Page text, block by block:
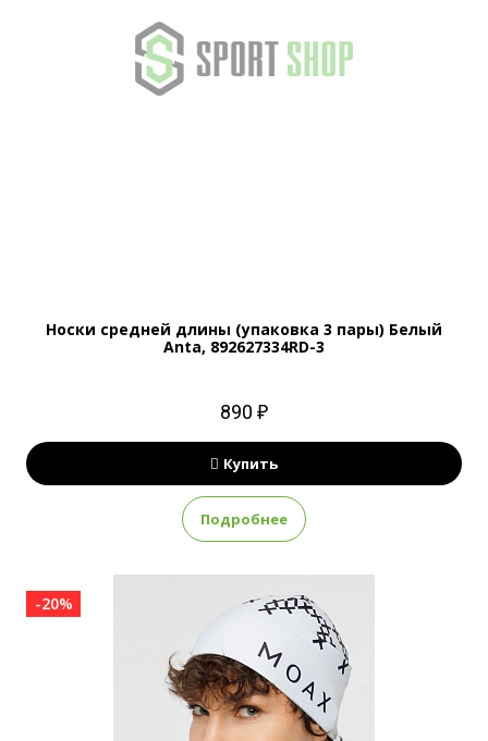
Носки средней длины (упаковка 3 пары) Белый
Anta, 892627334RD-3
890 ₽
Купить
Подробнее
-20%